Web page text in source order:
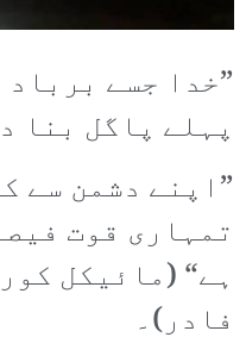
”خدا جسے
پہلے پاگل بنا
”اپنے دشمن سے
تمہاری قوت
ہے“ (مائیکل
فادر)۔